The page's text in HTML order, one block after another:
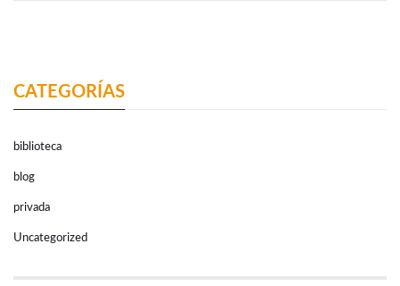
CATEGORÍAS
biblioteca
blog
privada
Uncategorized